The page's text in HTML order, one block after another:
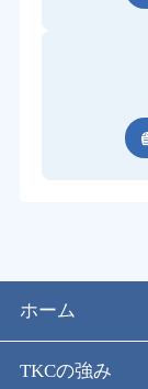
ホーム
TKCの強み